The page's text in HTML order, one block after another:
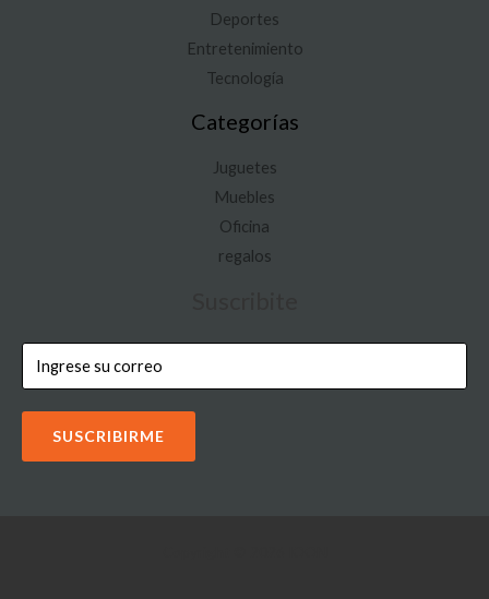
Deportes
Entretenimiento
Tecnología
Categorías
Juguetes
Muebles
Oficina
regalos
SUSCRIBIRME